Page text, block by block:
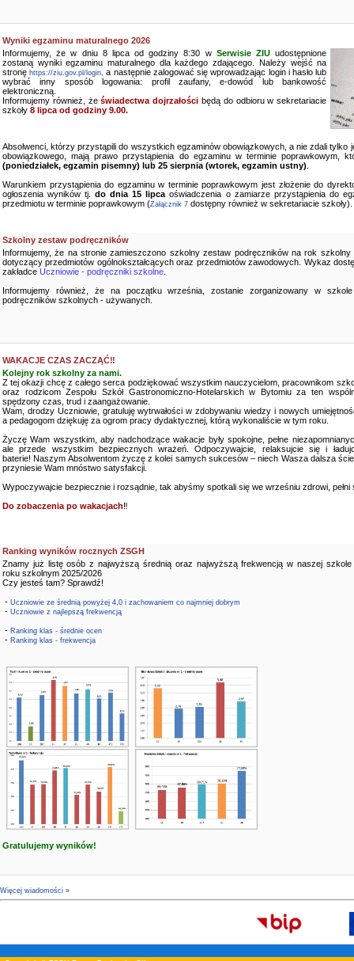
Wyniki egzaminu maturalnego 2026
Informujemy, że w dniu 8 lipca od godziny 8:30 w Serwisie ZIU udostępnione
zostaną wyniki egzaminu maturalnego dla każdego zdającego. Należy wejść na
stronęhttps://ziu.gov.pl/login, a następnie zalogować się wprowadzając login i hasło lub
wybrać inny sposób logowania: profil zaufany, e-dowód lub bankowość
elektroniczną.
Informujemy również, żeświadectwa dojrzałości będą do odbioru w sekretariacie
szkoły 8 lipca od godziny 9.00.
Absolwenci, którzy przystąpili do wszystkich egzaminów obowiązkowych, a nie zdali tylko
obowiązkowego, mają prawo przystąpienia do egzaminu w terminie poprawkowym,
(poniedziałek, egzamin pisemny) lub 25 sierpnia (wtorek, egzamin ustny)
Warunkiem przystąpienia do egzaminu w terminie poprawkowym jest złożenie do
ogłoszenia wyników tj.do dnia 15 lipca oświadczenia o zamiarze przystąpienia do
przedmiotu w terminie poprawkowym (Załącznik 7 dostępny również w sekretariacie szkoły).
Szkolny zestaw podręczników
Informujemy, że na stronie zamieszczono szkolny zestaw podręczników na rok szkolny
dotyczący przedmiotów ogólnokształcących oraz przedmiotów zawodowych. Wykaz
zakładce Uczniowie - podręczniki szkolne
Informujemy również, że na początku września, zostanie zorganizowany w
podręczników szkolnych - używanych.
WAKACJE CZAS ZACZĄĆ‼️
Kolejny rok szkolny za nami.
Z tej okazji chcę z całego serca podziękować wszystkim nauczycielom, pracownikom
oraz rodzicom Zespołu Szkół Gastronomiczno-Hotelarskich w Bytomiu za ten
spędzony czas, trud i zaangażowanie.
Wam, drodzy Uczniowie, gratuluję wytrwałości w zdobywaniu wiedzy i nowych
a pedagogom dziękuję za ogrom pracy dydaktycznej, którą wykonaliście w tym roku.
Życzę Wam wszystkim, aby nadchodzące wakacje były spokojne, pełne
ale przede wszystkim bezpiecznych wrażeń. Odpoczywajcie, relaksujcie się i
baterie! Naszym Absolwentom życzę z kolei samych sukcesów – niech Wasza dalsza
przyniesie Wam mnóstwo satysfakcji.
Wypoczywajcie bezpiecznie i rozsądnie, tak abyśmy spotkali się we wrześniu zdrowi, pełni
Do zobaczenia po wakacjach‼️
Ranking wyników rocznych ZSGH
Znamy już listę osób z najwyższą średnią oraz najwyższą frekwencją w naszej szkole
roku szkolnym 2025/2026
Czy jesteś tam? Sprawdź!
- Uczniowie ze średnią powyżej 4,0 i zachowaniem co najmniej dobrym
- Uczniowie z najlepszą frekwencją
- Ranking klas - średnie ocen
- Ranking klas - frekwencja
Gratulujemy wyników!
Więcej wiadomości »